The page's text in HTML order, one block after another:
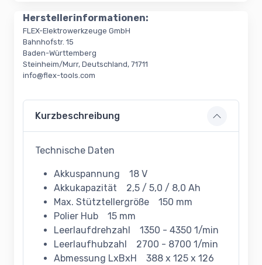
Herstellerinformationen:
FLEX-Elektrowerkzeuge GmbH
Bahnhofstr. 15
Baden-Württemberg
Steinheim/Murr, Deutschland, 71711
info@flex-tools.com
Kurzbeschreibung
Technische Daten
Akkuspannung 18 V
Akkukapazität 2,5 / 5,0 / 8,0 Ah
Max. Stütztellergröße 150 mm
Polier Hub 15 mm
Leerlaufdrehzahl 1350 - 4350 1/min
Leerlaufhubzahl 2700 - 8700 1/min
Abmessung LxBxH 388 x 125 x 126